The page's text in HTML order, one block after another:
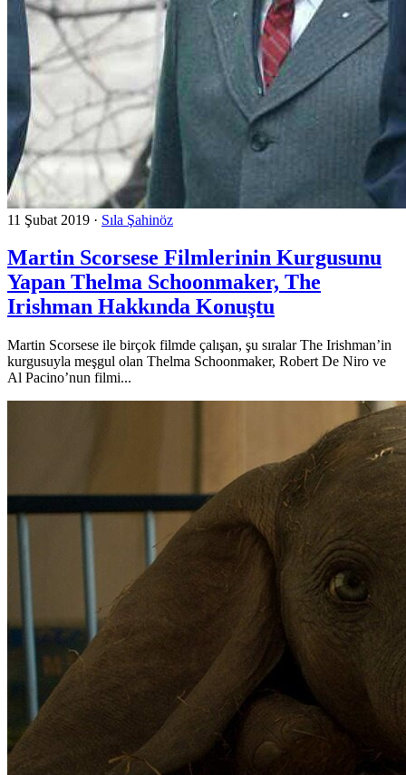
11 Şubat 2019 · Sıla Şahinöz
Martin Scorsese Filmlerinin Kurgusunu
Yapan Thelma Schoonmaker, The
Irishman Hakkında Konuştu
Martin Scorsese ile birçok filmde çalışan, şu sıralar The Irishman’in
kurgusuyla meşgul olan Thelma Schoonmaker, Robert De Niro ve
Al Pacino’nun filmi...